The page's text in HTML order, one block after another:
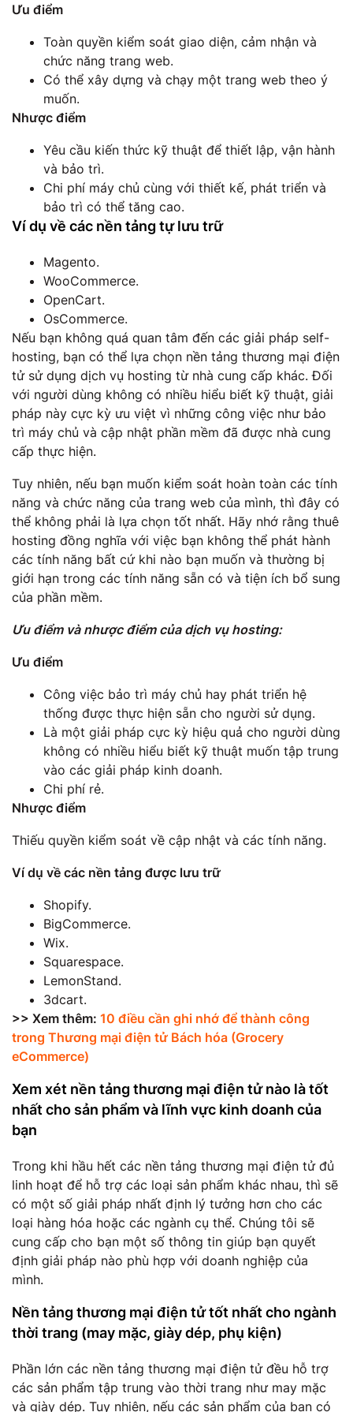
Ưu điểm
Toàn quyền kiểm soát giao diện, cảm nhận và
chức năng trang web.
Có thể xây dựng và chạy một trang web theo ý
muốn.
Nhược điểm
Yêu cầu kiến ​​thức kỹ thuật để thiết lập, vận hành
và bảo trì.
Chi phí máy chủ cùng với thiết kế, phát triển và
bảo trì có thể tăng cao.
Ví dụ về các nền tảng tự lưu trữ
Magento.
WooCommerce.
OpenCart.
OsCommerce.
Nếu bạn không quá quan tâm đến các giải pháp self-
hosting, bạn có thể lựa chọn nền tảng thương mại điện
tử sử dụng dịch vụ hosting từ nhà cung cấp khác. Đối
với người dùng không có nhiều hiểu biết kỹ thuật, giải
pháp này cực kỳ ưu việt vì những công việc như bảo
trì máy chủ và cập nhật phần mềm đã được nhà cung
cấp thực hiện.
Tuy nhiên, nếu bạn muốn kiểm soát hoàn toàn các tính
năng và chức năng của trang web của mình, thì đây có
thể không phải là lựa chọn tốt nhất. Hãy nhớ rằng thuê
hosting đồng nghĩa với việc bạn không thể phát hành
các tính năng bất cứ khi nào bạn muốn và thường bị
giới hạn trong các tính năng sẵn có và tiện ích bổ sung
của phần mềm.
Ưu điểm và nhược điểm của dịch vụ hosting:
Ưu điểm
Công việc bảo trì máy chủ hay phát triển hệ
thống được thực hiện sẵn cho người sử dụng.
Là một giải pháp cực kỳ hiệu quả cho người dùng
không có nhiều hiểu biết kỹ thuật muốn tập trung
vào các giải pháp kinh doanh.
Chi phí rẻ.
Nhược điểm
Thiếu quyền kiểm soát về cập nhật và các tính năng.
Ví dụ về các nền tảng được lưu trữ
Shopify.
BigCommerce.
Wix.
Squarespace.
LemonStand.
3dcart.
>> Xem thêm: 10 điều cần ghi nhớ để thành công
trong Thương mại điện tử Bách hóa (Grocery
eCommerce)
Xem xét nền tảng thương mại điện tử nào là tốt
nhất cho sản phẩm và lĩnh vực kinh doanh của
bạn
Trong khi hầu hết các nền tảng thương mại điện tử đủ
linh hoạt để hỗ trợ các loại sản phẩm khác nhau, thì sẽ
có một số giải pháp nhất định lý tưởng hơn cho các
loại hàng hóa hoặc các ngành cụ thể. Chúng tôi sẽ
cung cấp cho bạn một số thông tin giúp bạn quyết
định giải pháp nào phù hợp với doanh nghiệp của
mình.
Nền tảng thương mại điện tử tốt nhất cho ngành
thời trang (may mặc, giày dép, phụ kiện)
Phần lớn các nền tảng thương mại điện tử đều hỗ trợ
các sản phẩm tập trung vào thời trang như may mặc
và giày dép. Tuy nhiên, nếu các sản phẩm của bạn có